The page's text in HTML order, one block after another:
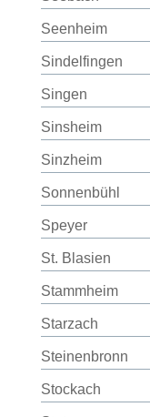
Seenheim
Sindelfingen
Singen
Sinsheim
Sinzheim
Sonnenbühl
Speyer
St. Blasien
Stammheim
Starzach
Steinenbronn
Stockach